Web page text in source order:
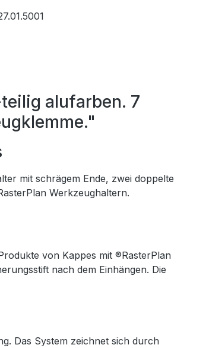
alufarben. 7
mit schrägem Ende, zwei doppelte
Werkzeughaltern.
von Kappes mit ®RasterPlan
nach dem Einhängen. Die
Das System zeichnet sich durch